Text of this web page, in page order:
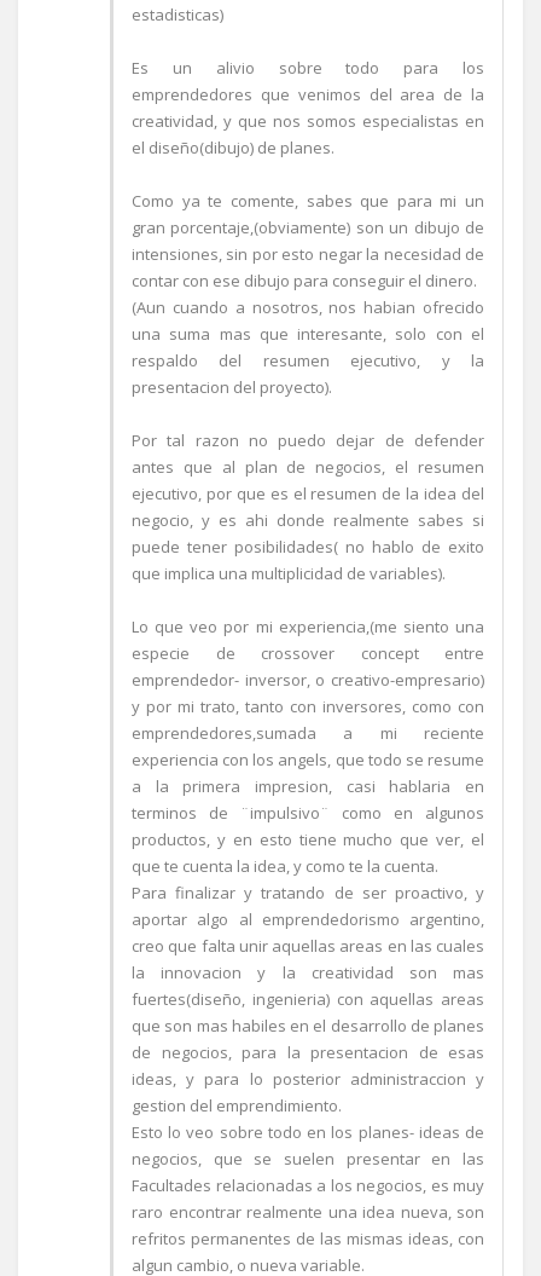
estadisticas)
Es un alivio sobre todo para los
emprendedores que venimos del area de la
creatividad, y que nos somos especialistas en
el diseño(dibujo) de planes.
Como ya te comente, sabes que para mi un
gran porcentaje,(obviamente) son un dibujo de
intensiones, sin por esto negar la necesidad de
contar con ese dibujo para conseguir el dinero.
(Aun cuando a nosotros, nos habian ofrecido
una suma mas que interesante, solo con el
respaldo del resumen ejecutivo, y la
presentacion del proyecto).
Por tal razon no puedo dejar de defender
antes que al plan de negocios, el resumen
ejecutivo, por que es el resumen de la idea del
negocio, y es ahi donde realmente sabes si
puede tener posibilidades( no hablo de exito
que implica una multiplicidad de variables).
Lo que veo por mi experiencia,(me siento una
especie de crossover concept entre
emprendedor- inversor, o creativo-empresario)
y por mi trato, tanto con inversores, como con
emprendedores,sumada a mi reciente
experiencia con los angels, que todo se resume
a la primera impresion, casi hablaria en
terminos de ¨impulsivo¨ como en algunos
productos, y en esto tiene mucho que ver, el
que te cuenta la idea, y como te la cuenta.
Para finalizar y tratando de ser proactivo, y
aportar algo al emprendedorismo argentino,
creo que falta unir aquellas areas en las cuales
la innovacion y la creatividad son mas
fuertes(diseño, ingenieria) con aquellas areas
que son mas habiles en el desarrollo de planes
de negocios, para la presentacion de esas
ideas, y para lo posterior administraccion y
gestion del emprendimiento.
Esto lo veo sobre todo en los planes- ideas de
negocios, que se suelen presentar en las
Facultades relacionadas a los negocios, es muy
raro encontrar realmente una idea nueva, son
refritos permanentes de las mismas ideas, con
algun cambio, o nueva variable.